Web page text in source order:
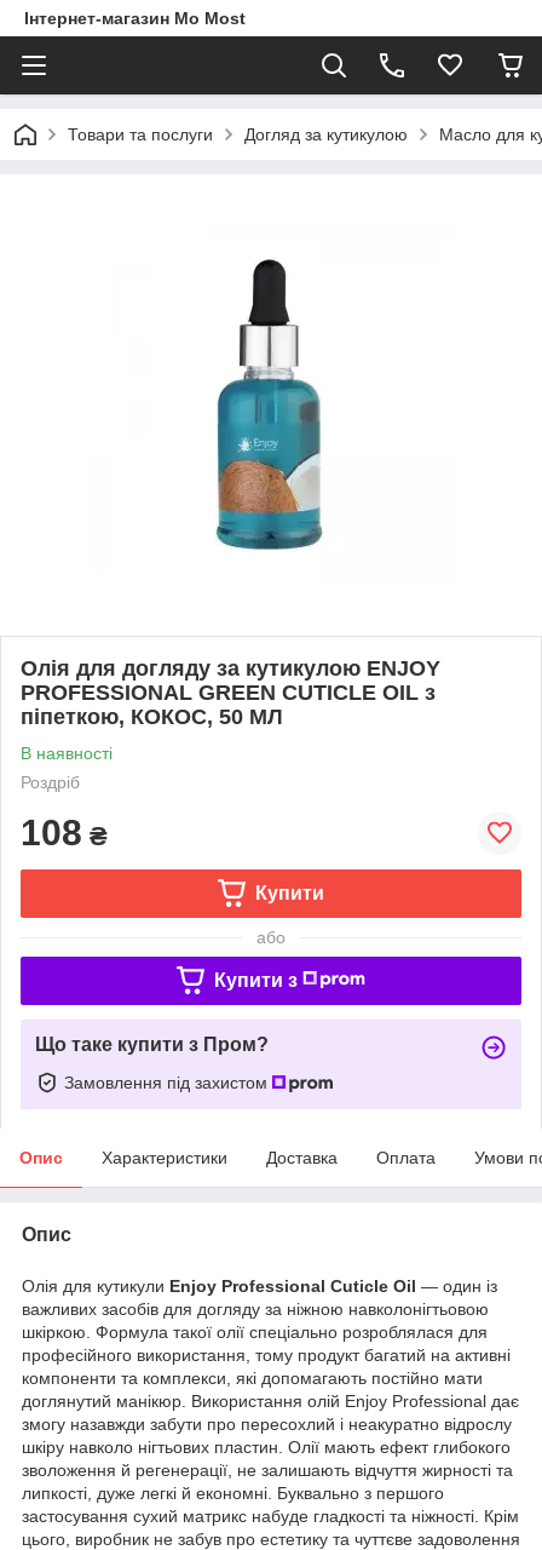
Інтернет-магазин Mo Most
Товари та послуги Догляд за кутикулою Масло для
Олія для догляду за кутикулою ENJOY
PROFESSIONAL GREEN CUTICLE OIL з
піпеткою, КОКОС, 50 МЛ
В наявності
Роздріб
108 ₴
Купити
або
Купити з
Що таке купити з Пром?
Замовлення під захистом
Опис Характеристики Доставка Оплата Умови
Опис
Олія для кутикули Enjoy Professional Cuticle Oil — один із
важливих засобів для догляду за ніжною навколонігтьовою
шкіркою. Формула такої олії спеціально розроблялася для
професійного використання, тому продукт багатий на активні
компоненти та комплекси, які допомагають постійно мати
доглянутий манікюр. Використання олій Enjoy Professional дає
змогу назавжди забути про пересохлий і неакуратно відрослу
шкіру навколо нігтьових пластин. Олії мають ефект глибокого
зволоження й регенерації, не залишають відчуття жирності та
липкості, дуже легкі й економні. Буквально з першого
застосування сухий матрикс набуде гладкості та ніжності. Крім
цього, виробник не забув про естетику та чуттєве задоволення